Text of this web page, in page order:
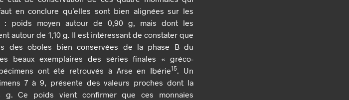
en conclure qu’elles sont bien alignées sur les
: poids moyen autour de 0,90 g, mais dont les
autour de 1,10 g. Il est intéressant de constater que
des oboles bien conservées de la phase B du
beaux exemplaires des séries finales « gréco-
ont été retrouvés à Arse en Ibérie15. Un
7 à 9, présente des valeurs proches dont la
g. Ce poids vient confirmer que ces monnaies